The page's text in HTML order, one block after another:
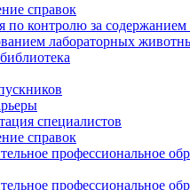
справок
по контролю за содержанием
лабораторных
специалистов
справок
профессиональное
профессиональное